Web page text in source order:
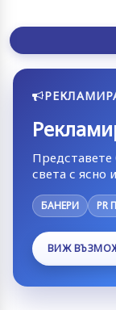
Представете
света с ясно
БАНЕРИ PR
ВИЖ